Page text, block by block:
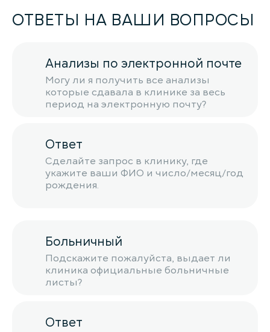
ОТВЕТЫ НА ВАШИ ВОПРОСЫ
Анализы по электронной почте
Могу ли я получить все анализы
которые сдавала в клинике за весь
период на электронную почту?
Ответ
Сделайте запрос в клинику, где
укажите ваши ФИО и число/месяц/год
рождения.
Больничный
Подскажите пожалуйста, выдает ли
клиника официальные больничные
листы?
Ответ